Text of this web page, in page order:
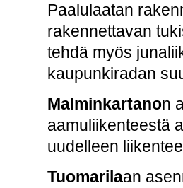
Paalulaatan
rakennettavan
tehdä myös
kaupunkiradan
Malminkartanon
aamuliikenteestä
uudelleen
Tuomarilaan